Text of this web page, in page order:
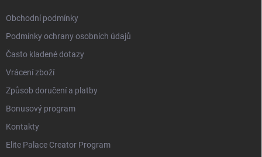
Obchodní podmínky
Podmínky ochrany osobních údajů
Často kladené dotazy
Vrácení zboží
Způsob doručení a platby
Bonusový program
Kontakty
Elite Palace Creator Program